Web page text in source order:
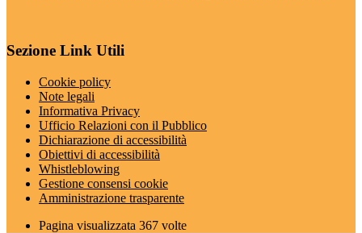
Sezione Link Utili
Cookie policy
Note legali
Informativa Privacy
Ufficio Relazioni con il Pubblico
Dichiarazione di accessibilità
Obiettivi di accessibilità
Whistleblowing
Gestione consensi cookie
Amministrazione trasparente
Pagina visualizzata 367 volte